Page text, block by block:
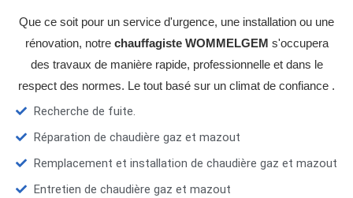
Que ce soit pour un service d'urgence, une installation ou une
rénovation, notre chauffagiste WOMMELGEM s'occupera
des travaux de manière rapide, professionnelle et dans le
respect des normes. Le tout basé sur un climat de confiance .
Recherche de fuite.
Réparation de chaudière gaz et mazout
Remplacement et installation de chaudière gaz et mazout
Entretien de chaudière gaz et mazout